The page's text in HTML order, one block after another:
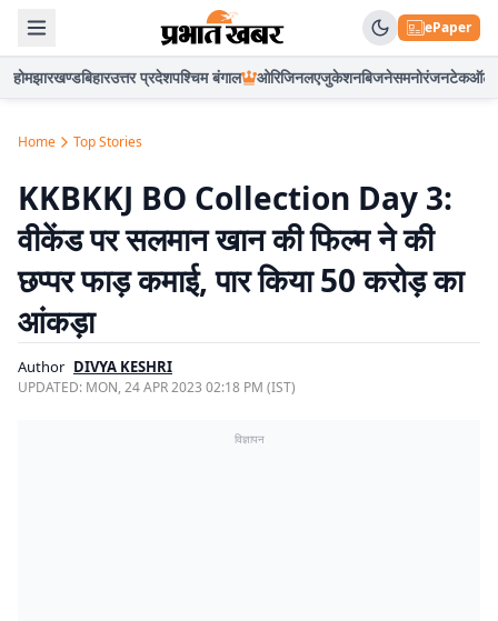
ePaper
होमझारखण्डबिहारउत्तर प्रदेशपश्चिम बंगाल ओरिजिनलएजुकेशनबिजनेसमनोरंजनटेकऑटो
Home Top Stories
KKBKKJ BO Collection Day 3:
वीकेंड पर सलमान खान की फिल्म ने की
छप्पर फाड़ कमाई, पार किया 50 करोड़ का
आंकड़ा
Author DIVYA KESHRI
UPDATED: MON, 24 APR 2023 02:18 PM (IST)
विज्ञापन